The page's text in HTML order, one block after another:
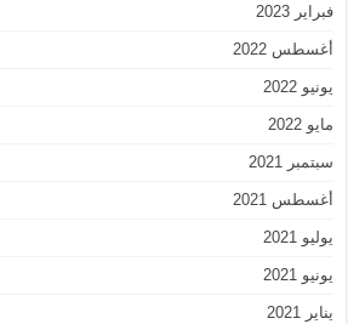
فبراير 2023
أغسطس 2022
يونيو 2022
مايو 2022
سبتمبر 2021
أغسطس 2021
يوليو 2021
يونيو 2021
يناير 2021